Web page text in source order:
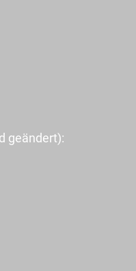
geändert):